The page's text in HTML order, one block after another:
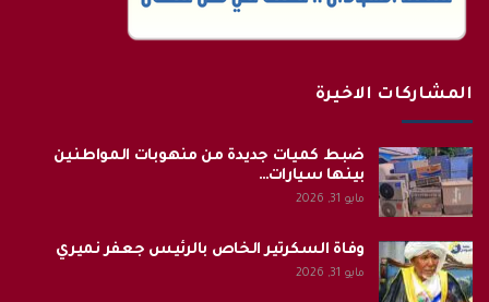
المشاركات الاخيرة
ضبط كميات جديدة من منهوبات المواطنين
بينها سيارات…
مايو 31, 2026
وفاة السكرتير الخاص بالرئيس جعفر نميري
مايو 31, 2026